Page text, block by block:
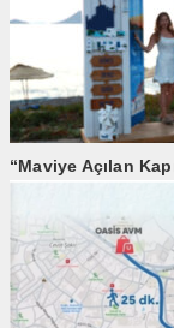
“Maviye Açılan